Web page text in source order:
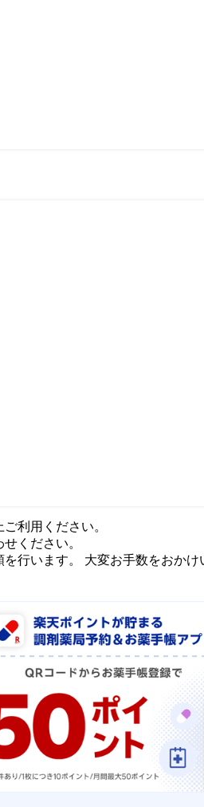
利用ください。
ください。
行います。 大変お手数をおかけ